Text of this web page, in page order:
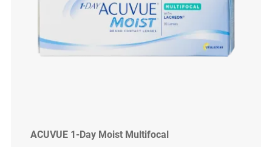
ACUVUE 1-Day Moist Multifocal